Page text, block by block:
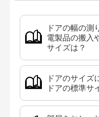
ドアの幅の
電製品の搬入
サイズは？
ドアのサイズ
ドアの標準サ